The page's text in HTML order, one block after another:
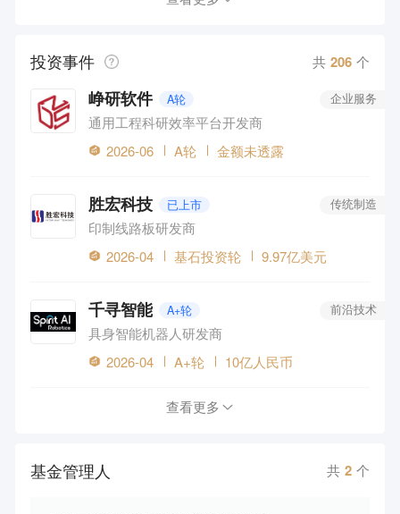
能源环保 本地生活
投资事件 共 206 个
峥研软件 A轮
通用工程科研效率平台开发商
企业服务
2026-06 A轮 金额未透露
胜宏科技 已上市
印制线路板研发商
传统制造
2026-04 基石投资轮 9.97亿美元
千寻智能 A+轮
具身智能机器人研发商
前沿技术
2026-04 A+轮 10亿人民币
查看更多
基金管理人 共 2 个